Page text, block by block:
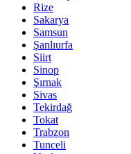
Rize
Sakarya
Samsun
Şanlıurfa
Siirt
Sinop
Şırnak
Sivas
Tekirdağ
Tokat
Trabzon
Tunceli